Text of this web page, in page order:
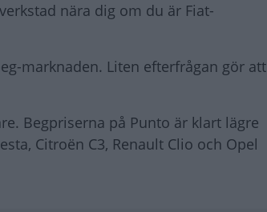
nära dig om du är Fiat-
marknaden. Liten efterfrågan gör att
Begpriserna på Punto är klart lägre
Citroën C3, Renault Clio och Opel